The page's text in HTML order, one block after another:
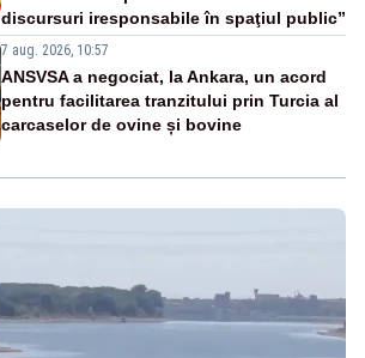
discursuri iresponsabile în spaţiul public”
7 aug. 2026, 10:57
ANSVSA a negociat, la Ankara, un acord
pentru facilitarea tranzitului prin Turcia al
carcaselor de ovine și bovine